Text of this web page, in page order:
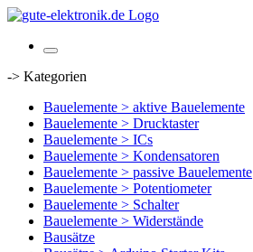
-> Kategorien
Bauelemente > aktive Bauelemente
Bauelemente > Drucktaster
Bauelemente > ICs
Bauelemente > Kondensatoren
Bauelemente > passive Bauelemente
Bauelemente > Potentiometer
Bauelemente > Schalter
Bauelemente > Widerstände
Bausätze